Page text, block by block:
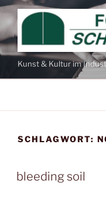
Zum
Inhalt
springen
Kunst & Kultur im
SCHLAGWORT:
bleeding soil